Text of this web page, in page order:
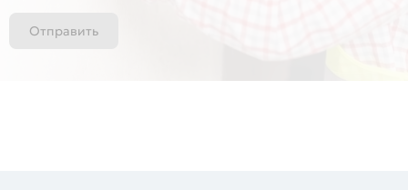
Отправить